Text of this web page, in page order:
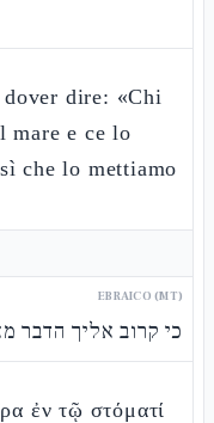
dover dire: «Chi
mare e ce lo
che lo mettiamo
EBRAICO (MT)
כי קרוב אליך הדבר
ἐν τῷ στόματί